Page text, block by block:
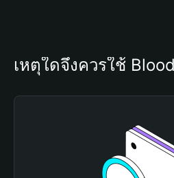
เหตุใดจึงควรใช้